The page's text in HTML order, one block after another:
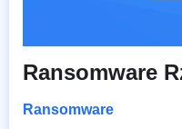
Ransomware
Ransomware